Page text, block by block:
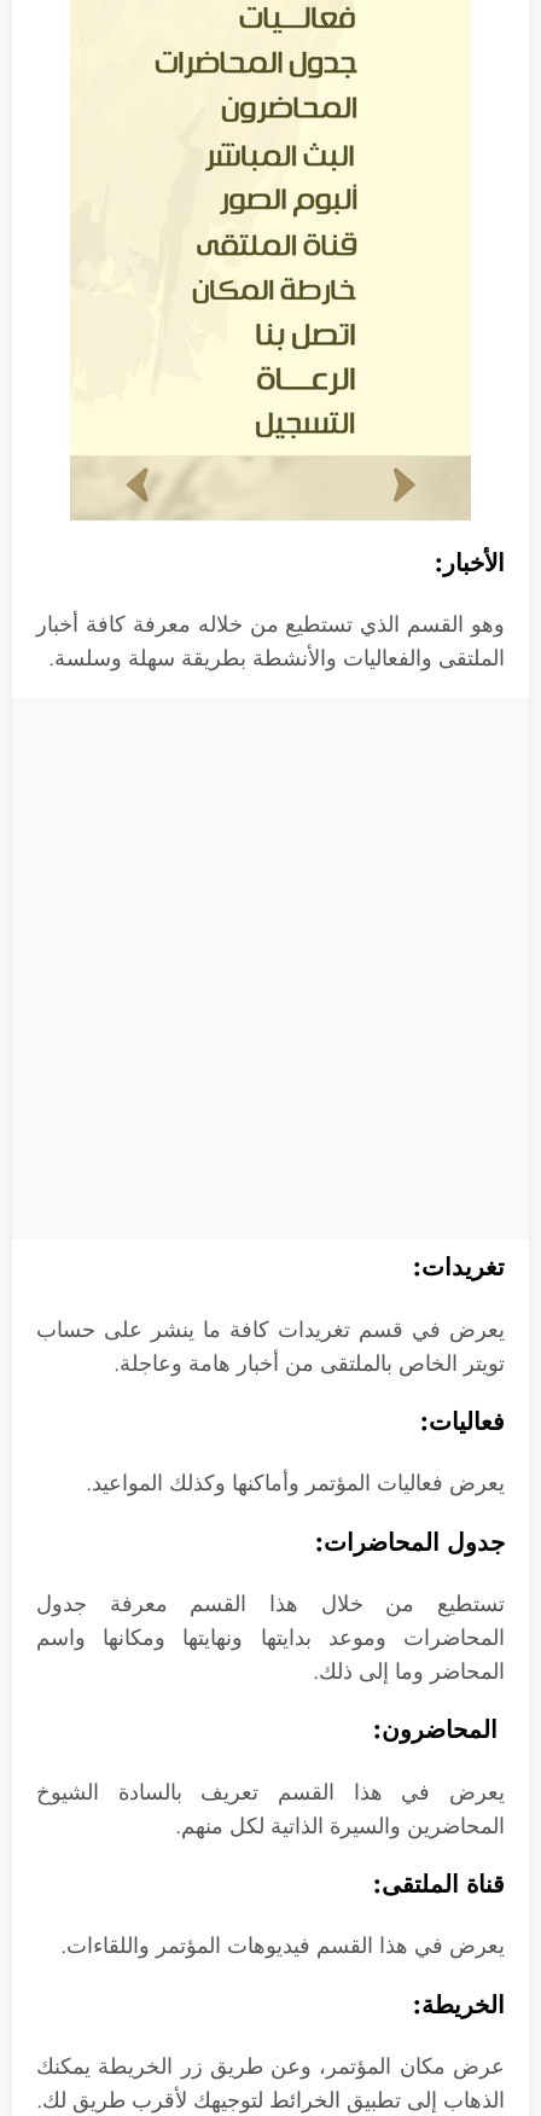
الأخبار:
وهو القسم الذي تستطيع من خلاله معرفة كافة أخبار
الملتقى والفعاليات والأنشطة بطريقة سهلة وسلسة.
تغريدات:
يعرض في قسم تغريدات كافة ما ينشر على حساب
تويتر الخاص بالملتقى من أخبار هامة وعاجلة.
فعاليات:
يعرض فعاليات المؤتمر وأماكنها وكذلك المواعيد.
جدول المحاضرات:
تستطيع من خلال هذا القسم معرفة جدول
المحاضرات وموعد بدايتها ونهايتها ومكانها واسم
المحاضر وما إلى ذلك.
المحاضرون:
يعرض في هذا القسم تعريف بالسادة الشيوخ
المحاضرين والسيرة الذاتية لكل منهم.
قناة الملتقى:
يعرض في هذا القسم فيديوهات المؤتمر واللقاءات.
الخريطة:
عرض مكان المؤتمر، وعن طريق زر الخريطة يمكنك
الذهاب إلى تطبيق الخرائط لتوجيهك لأقرب طريق لك.